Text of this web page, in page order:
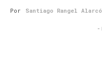
Por Santiago Rangel
-